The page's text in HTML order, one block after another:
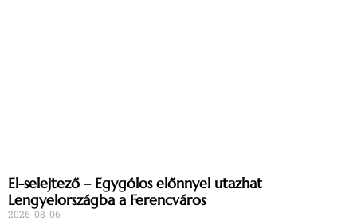
El-selejtező – Egygólos előnnyel utazhat
Lengyelországba a Ferencváros
2026-08-06